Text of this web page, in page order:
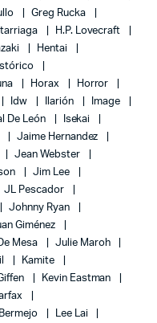
Greg Rucka
H.P. Lovecraft
Hentai
Horax
Horror
Idw Ilarión
Image
De León
Isekai
Jaime Hernandez
Jean Webster
Jim Lee
JL Pescador
Johnny Ryan
Giménez
Mesa
Julie Maroh
Kamite
Kevin Eastman
Lee Lai